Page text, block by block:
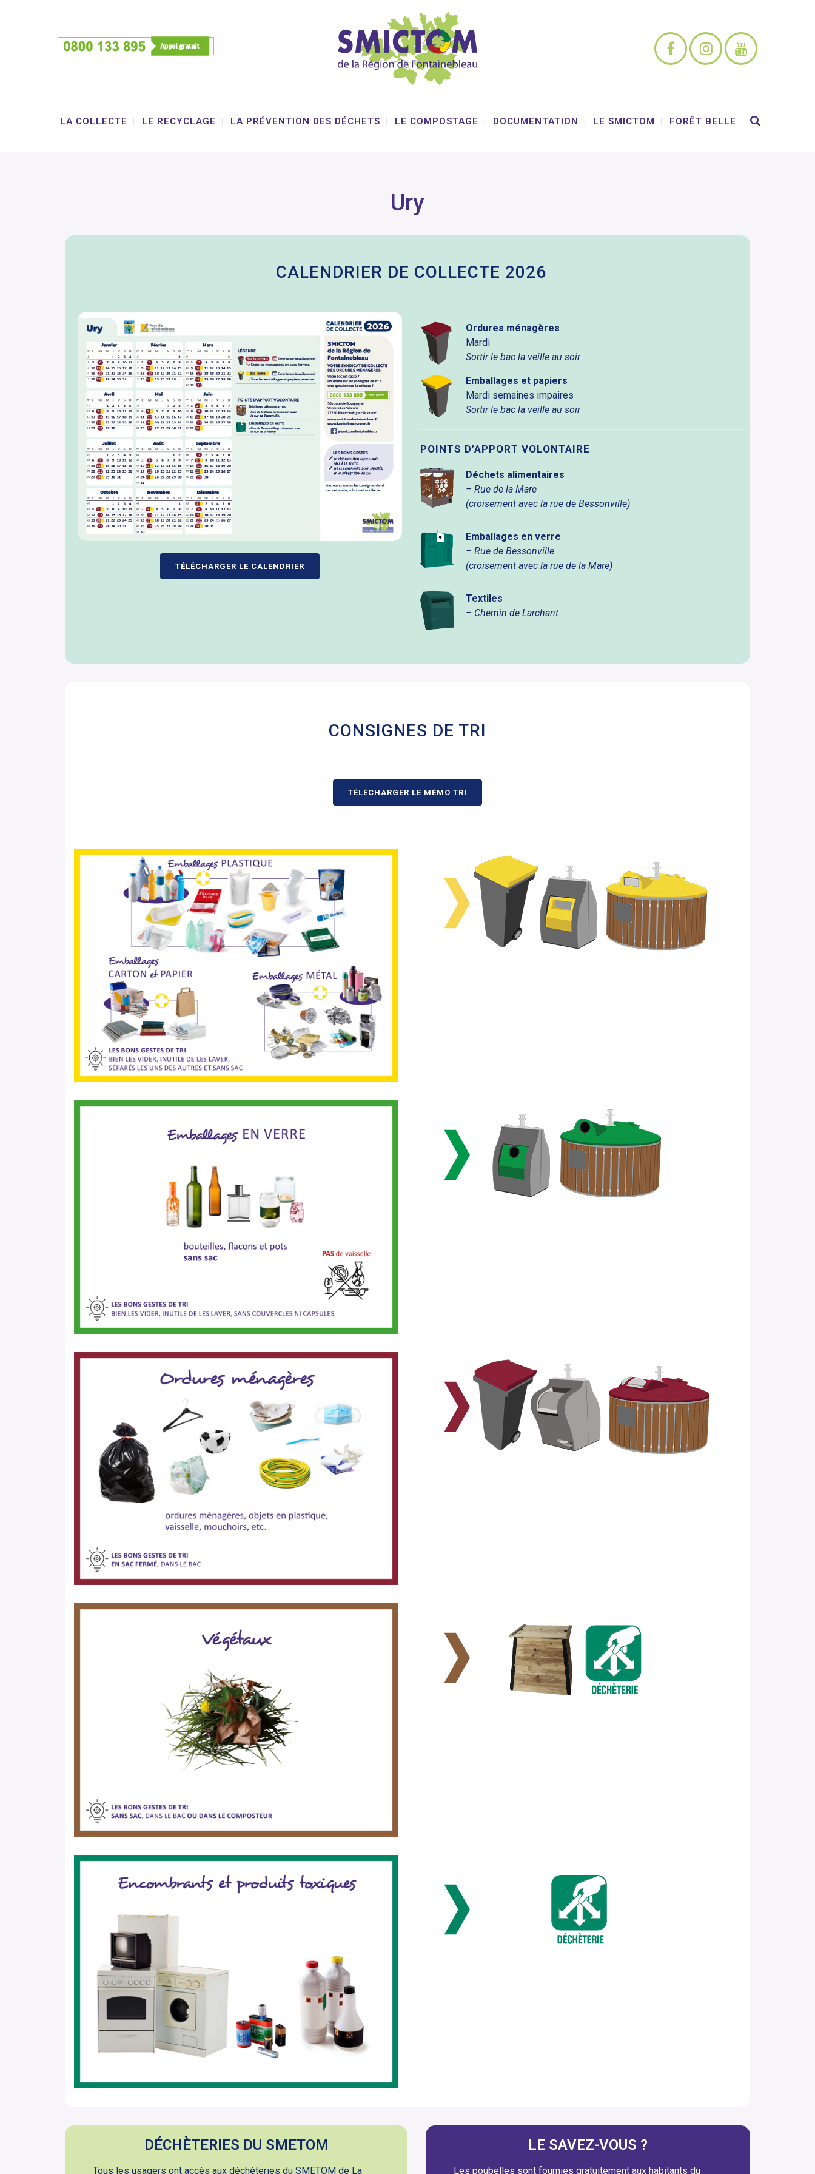
LA COLLECTE LE RECYCLAGE LA PRÉVENTION DES DÉCHETS LE COMPOSTAGE DOCUMENTATION LE SMICTOM FORÊT BELLE
Ury
CALENDRIER DE COLLECTE 2026
TÉLÉCHARGER LE CALENDRIER
Ordures ménagères
Mardi
Sortir le bac la veille au soir
Emballages et papiers
Mardi semaines impaires
Sortir le bac la veille au soir
POINTS D’APPORT VOLONTAIRE
Déchets alimentaires
– Rue de la Mare
(croisement avec la rue de Bessonville)
Emballages en verre
– Rue de Bessonville
(croisement avec la rue de la Mare)
Textiles
– Chemin de Larchant
CONSIGNES DE TRI
TÉLÉCHARGER LE MÉMO TRI
DÉCHÈTERIES DU SMETOM
Tous les usagers ont accès aux déchèteries du SMETOM de La
LE SAVEZ-VOUS ?
Les poubelles sont fournies gratuitement aux habitants du